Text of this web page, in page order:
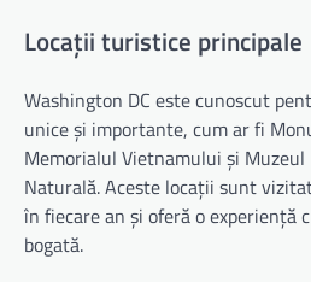
Locații turistice principale
Washington DC este cunoscut
unice și importante, cum ar fi
Memorialul Vietnamului și
Naturală. Aceste locații sunt
în fiecare an și oferă o experiență
bogată.